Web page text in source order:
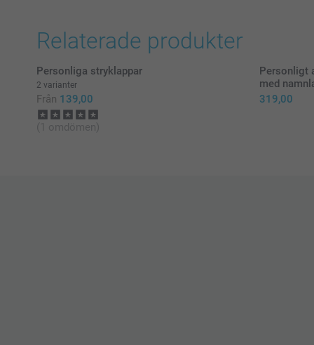
Relaterade produkter
Personliga stryklappar
2 varianter
Från 139,00
(1 omdömen)
Personligt
med
319,00